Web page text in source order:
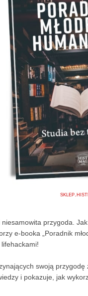
przygoda.
e-booka „Poradnik
swoją
i pokazuje, jak